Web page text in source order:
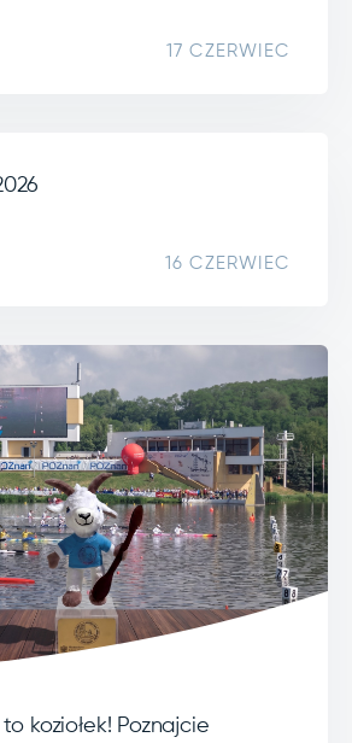
17 CZERWIEC
16 CZERWIEC
koziołek! Poznajcie